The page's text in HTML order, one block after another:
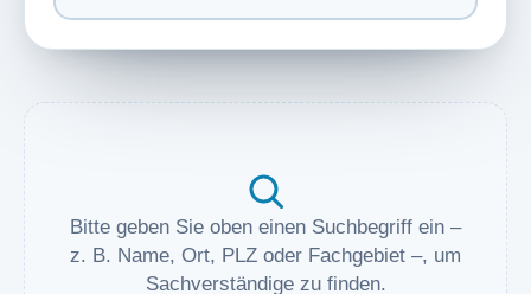
Bitte geben Sie oben einen Suchbegriff ein –
z. B. Name, Ort, PLZ oder Fachgebiet –, um
Sachverständige zu finden.